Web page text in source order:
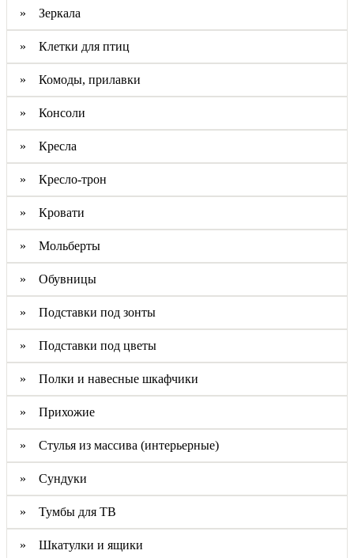
» Зеркала
» Клетки для птиц
» Комоды, прилавки
» Консоли
» Кресла
» Кресло-трон
» Кровати
» Мольберты
» Обувницы
» Подставки под зонты
» Подставки под цветы
» Полки и навесные шкафчики
» Прихожие
» Стулья из массива (интерьерные)
» Сундуки
» Тумбы для ТВ
» Шкатулки и ящики